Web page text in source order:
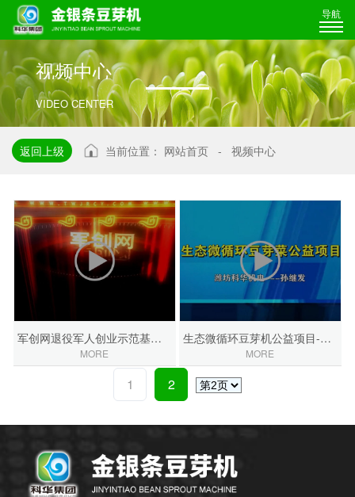
导航
视频中心
VIDEO CENTER
返回上级 当前位置： 网站首页 - 视频中心
军创网退役军人创业示范基地在潍坊问世
MORE
生态微循环豆芽机公益项目-科华孙继发
MORE
1 2